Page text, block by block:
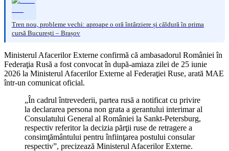
Tren nou, probleme vechi: aproape o oră întârziere și căldură în prima
cursă București – Brașov
Ministerul Afacerilor Externe confirmă că ambasadorul României în
Federaţia Rusă a fost convocat în după-amiaza zilei de 25 iunie
2026 la Ministerul Afacerilor Externe al Federaţiei Ruse, arată MAE
într-un comunicat oficial.
„În cadrul întrevederii, partea rusă a notificat cu privire
la declararea persona non grata a gerantului interimar al
Consulatului General al României la Sankt-Petersburg,
respectiv referitor la decizia părţii ruse de retragere a
consimţământului pentru înfiinţarea postului consular
respectiv”, precizează Ministerul Afacerilor Externe.